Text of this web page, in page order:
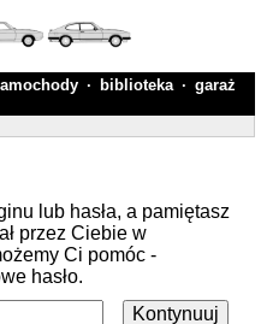
· biblioteka · garaż
lub hasła, a pamiętasz
przez Ciebie w
Ci pomóc -
hasło.